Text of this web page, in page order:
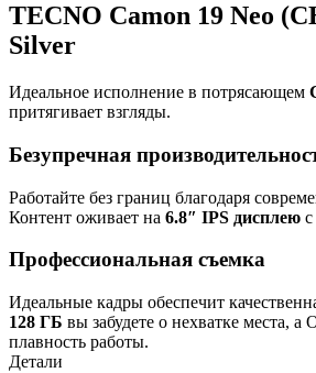
TECNO Camon 19 Neo
Silver
Идеальное исполнение в потрясающем
притягивает взгляды.
Безупречная
Работайте без границ благодаря
Контент оживает на 6.8″ IPS дисплею
Профессиональная съемка
Идеальные кадры обеспечит
128 ГБ вы забудете о нехватке места, а
плавность работы.
Детали